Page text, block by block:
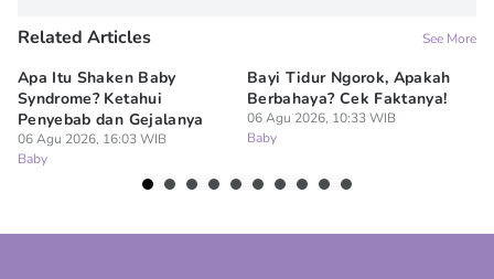
Related Articles See More
Apa Itu Shaken Baby
Syndrome? Ketahui
Penyebab dan Gejalanya
06 Agu 2026, 16:03 WIB
Baby
Bayi Tidur Ngorok, Apakah
Berbahaya? Cek Faktanya!
06 Agu 2026, 10:33 WIB
Baby